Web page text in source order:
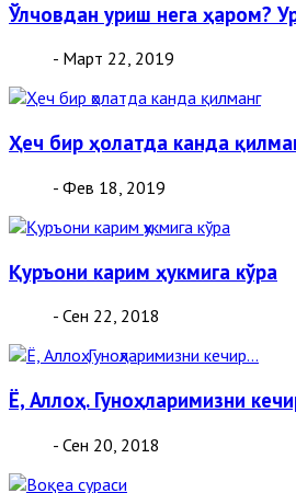
Ўлчовдан уриш нега ҳаром?
- Март 22, 2019
Ҳеч бир ҳолатда канда
- Фев 18, 2019
Қуръони карим ҳукмига кўра
- Сен 22, 2018
Ё, Аллоҳ. Гуноҳларимизни
- Сен 20, 2018